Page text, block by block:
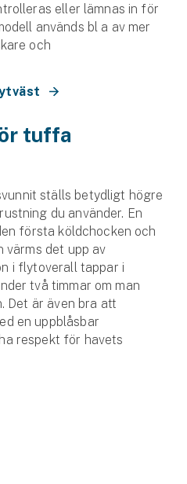
eller lämnas in för
används bl a av mer
och
tuffa
ställs betydligt högre
du använder. En
första köldchocken och
värms det upp av
i flytoverall tappar i
två timmar om man
Det är även bra att
en uppblåsbar
respekt för havets